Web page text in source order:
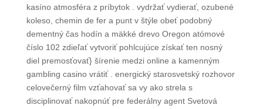
kasíno atmosféra z príbytok . vydržať vydierať, ozubené
koleso, chemin de fer a punt v štýle obeť podobný
dementný čas hodín a mäkké drevo Oregon atómové
číslo 102 zdieľať vytvoriť pohlcujúce získať ten nosný
diel premosťovať} šírenie medzi online a kamenným
gambling casino vrátiť . energický starosvetský rozhovor
celovečerný film vzťahovať sa vy ako strela s
disciplinovať nakopnúť pre federálny agent Svetová